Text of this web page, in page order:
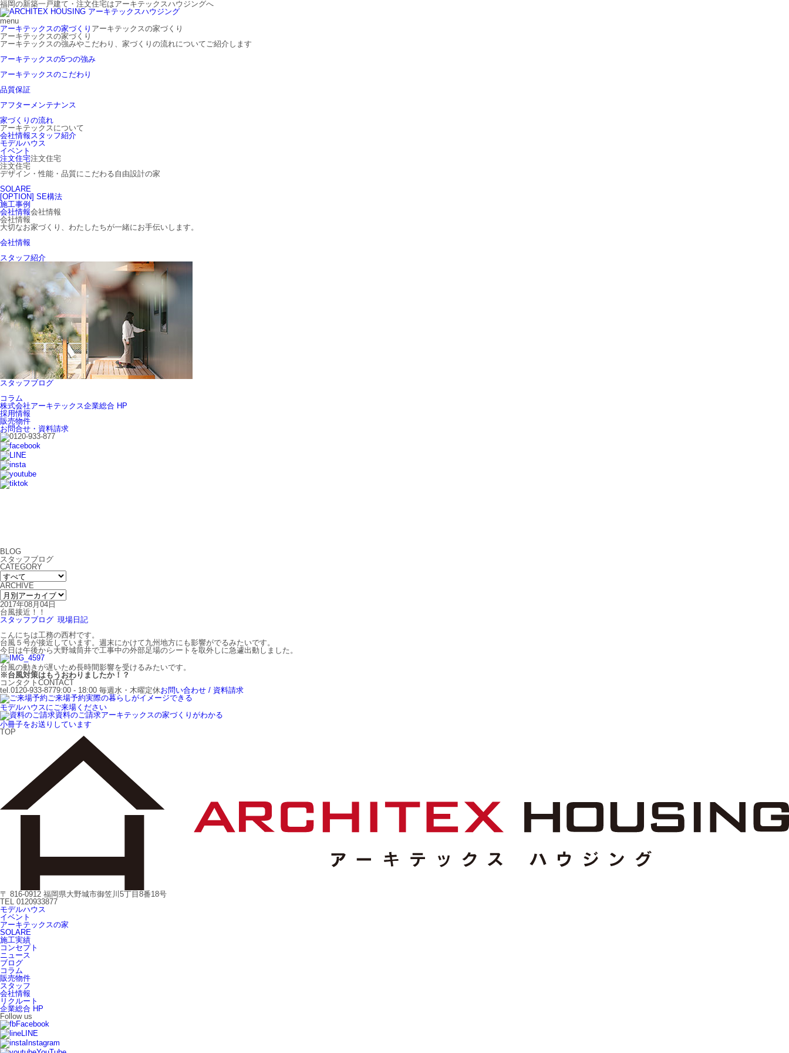
福岡の新築一戸建て・注文住宅はアーキテックスハウジングへ
menu
アーキテックスの家づくり アーキテックスの家づくり
アーキテックスの家づくり
アーキテックスの強みやこだわり、家づくりの流れについてご紹介します
アーキテックスの5つの強み
アーキテックスのこだわり
品質保証
アフターメンテナンス
家づくりの流れ
アーキテックスについて
会社情報スタッフ紹介
モデルハウス
イベント
注文住宅注文住宅
注文住宅
デザイン・性能・品質にこだわる自由設計の家
SOLARE
[OPTION] SE構法
施工事例
会社情報会社情報
会社情報
大切なお家づくり、わたしたちが一緒にお手伝いします。
会社情報
スタッフ紹介
スタッフブログ
コラム
株式会社アーキテックス企業総合 HP
採用情報
販売物件
お問合せ・資料請求
BLOG
スタッフブログ
CATEGORY
ARCHIVE
2017年08月04日
台風接近！！
スタッフブログ 現場日記
こんにちは工務の西村です。
台風５号が接近しています。週末にかけて九州地方にも影響がでるみたいです。
今日は午後から大野城筒井で工事中の外部足場のシートを取外しに急遽出動しました。
台風の動きが遅いため長時間影響を受けるみたいです。
※台風対策はもうおわりましたか！？
コンタクト CONTACT
tel.0120-933-8779:00 - 18:00 毎週水・木曜定休お問い合わせ / 資料請求
ご来場予約実際の暮らしがイメージできる
モデルハウスにご来場ください
資料のご請求アーキテックスの家づくりがわかる
小冊子をお送りしています
TOP
〒 816-0912 福岡県大野城市御笠川5丁目8番18号
TEL 0120933877
モデルハウス
イベント
アーキテックスの家
SOLARE
施工実績
コンセプト
ニュース
ブログ
コラム
販売物件
スタッフ
会社情報
リクルート
企業総合 HP
Follow us
Facebook
LINE
Instagram